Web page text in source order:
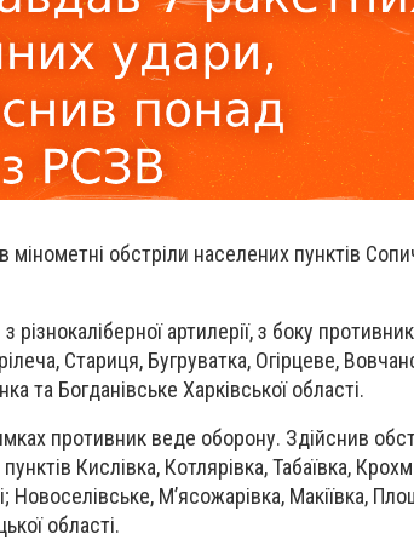
мінометні обстріли населених пунктів
різнокаліберної артилерії, з боку
Стариця, Бугруватка, Огірцеве,
та Богданівське Харківської області.
противник веде оборону. Здійснив
Кислівка, Котлярівка, Табаївка,
Новоселівське, М’ясожарівка, Макіївка,
області.